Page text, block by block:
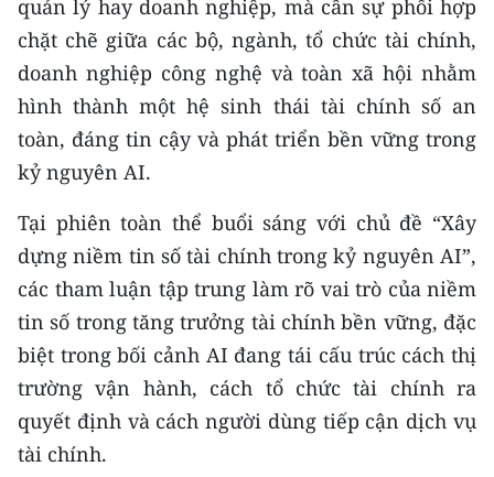
quản lý hay doanh nghiệp, mà cần sự phối hợp
chặt chẽ giữa các bộ, ngành, tổ chức tài chính,
doanh nghiệp công nghệ và toàn xã hội nhằm
hình thành một hệ sinh thái tài chính số an
toàn, đáng tin cậy và phát triển bền vững trong
kỷ nguyên AI.
Tại phiên toàn thể buổi sáng với chủ đề “Xây
dựng niềm tin số tài chính trong kỷ nguyên AI”,
các tham luận tập trung làm rõ vai trò của niềm
tin số trong tăng trưởng tài chính bền vững, đặc
biệt trong bối cảnh AI đang tái cấu trúc cách thị
trường vận hành, cách tổ chức tài chính ra
quyết định và cách người dùng tiếp cận dịch vụ
tài chính.